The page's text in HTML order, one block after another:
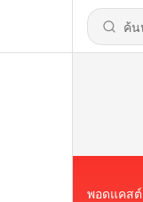
พอดแคสต์